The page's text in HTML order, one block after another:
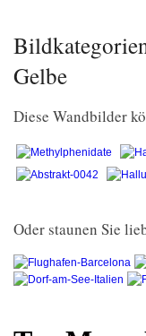
Gelbe
Diese Wandbilder
Oder staunen Sie